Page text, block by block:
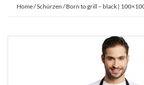
Home/Schürzen / Born to grill – black |